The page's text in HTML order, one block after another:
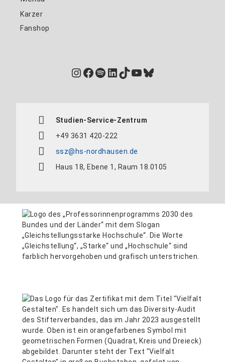
Karzer
Fanshop
Instagram
Facebook
Spotify
LinkedIn
TikTok
YouTube
Bluesky
Studien-Service-Zentrum
+49 3631 420-222
ssz@hs-nordhausen.de
Haus 18, Ebene 1, Raum 18.0105